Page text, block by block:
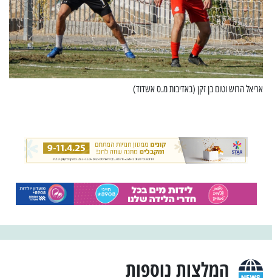
אריאל הרוש וטום בן זקן (באדיבות מ.ס אשדוד)
המלצות נוספות